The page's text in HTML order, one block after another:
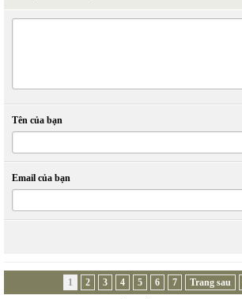
Tên của bạn
Email của bạn
1 2 3 4 5 6 7 Trang sau